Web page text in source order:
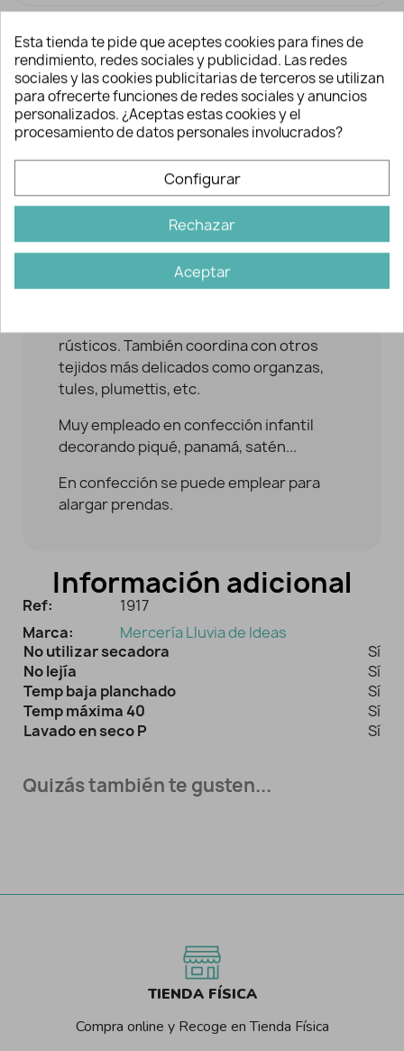
Descripción y detalles
Se puede emplear como decoración
tanto en prendas como en
complementos de hogar (cortinas,
caminos de mesa, manteles individuales,
rústicos. También coordina con otros
tejidos más delicados como organzas,
tules, plumettis, etc.
Muy empleado en confección infantil
decorando piqué, panamá, satén...
En confección se puede emplear para
alargar prendas.
Información adicional
Ref:
1917
Marca:
Mercería Lluvia de Ideas
No utilizar secadora
Sí
No lejía
Sí
Temp baja planchado
Sí
Temp máxima 40
Sí
Lavado en seco P
Sí
Quizás también te gusten...
TIENDA FÍSICA
Compra online y Recoge en Tienda Física
Esta tienda te pide que aceptes cookies para fines de
rendimiento, redes sociales y publicidad. Las redes
sociales y las cookies publicitarias de terceros se utilizan
para ofrecerte funciones de redes sociales y anuncios
personalizados. ¿Aceptas estas cookies y el
procesamiento de datos personales involucrados?
Configurar
Rechazar
Aceptar